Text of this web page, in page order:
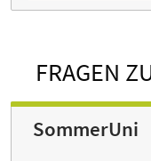
FRAGEN
SommerUni